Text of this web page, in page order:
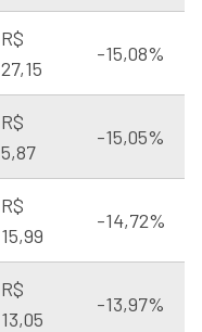
R$
27,15
-15,08%
R$
5,87
-15,05%
R$
15,99
-14,72%
R$
13,05
-13,97%